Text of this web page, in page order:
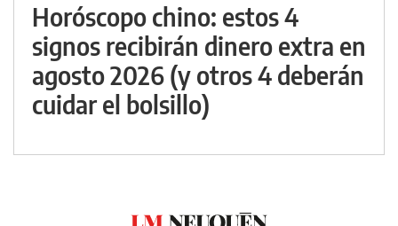
Horóscopo chino: estos 4
signos recibirán dinero extra en
agosto 2026 (y otros 4 deberán
cuidar el bolsillo)